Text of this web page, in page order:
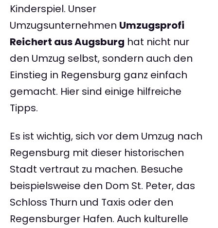
Kinderspiel. Unser
Umzugsunternehmen Umzugsprofi
Reichert aus Augsburg hat nicht nur
den Umzug selbst, sondern auch den
Einstieg in Regensburg ganz einfach
gemacht. Hier sind einige hilfreiche
Tipps.
Es ist wichtig, sich vor dem Umzug nach
Regensburg mit dieser historischen
Stadt vertraut zu machen. Besuche
beispielsweise den Dom St. Peter, das
Schloss Thurn und Taxis oder den
Regensburger Hafen. Auch kulturelle